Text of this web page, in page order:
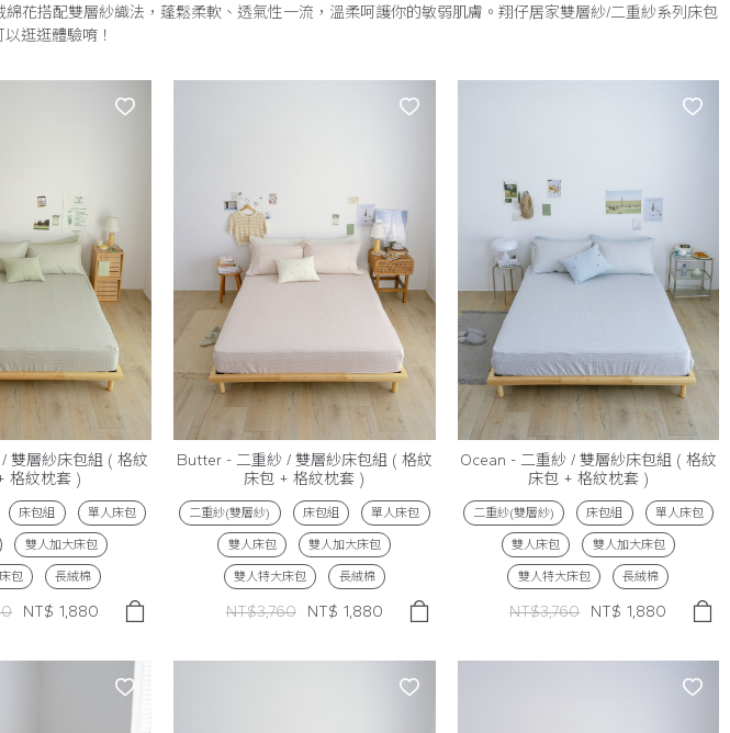
花搭配雙層紗織法，蓬鬆柔軟、透氣性一流，溫柔呵護你的敏弱肌膚。翔仔居家雙層紗/二重紗系列床包
逛逛體驗唷！
雙層紗床包組 ( 格紋
格紋枕套 )
床包組 單人床包
雙人加大床包
包 長絨棉
NT$ 1,880
Butter - 二重紗 / 雙層紗床包組 ( 格紋
床包 + 格紋枕套 )
二重紗(雙層紗) 床包組 單人床包
雙人床包 雙人加大床包
雙人特大床包 長絨棉
NT$3,760 NT$ 1,880
Ocean - 二重紗 / 雙層紗床包組 ( 格紋
床包 + 格紋枕套 )
二重紗(雙層紗) 床包組 單人床包
雙人床包 雙人加大床包
雙人特大床包 長絨棉
NT$3,760 NT$ 1,880